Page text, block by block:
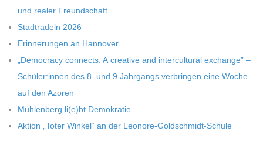
und rea­ler Freundschaft
Stadt­ra­deln 2026
Erin­ne­run­gen an Hannover
„Demo­cracy con­nects: A crea­tive and inter­cul­tu­ral exch­ange” –
Schüler:innen des 8. und 9 Jahr­gangs ver­brin­gen eine Woche
auf den Azoren
Müh­len­berg li(e)bt Demokratie
Aktion „Toter Win­kel“ an der Leonore-Goldschmidt-Schule